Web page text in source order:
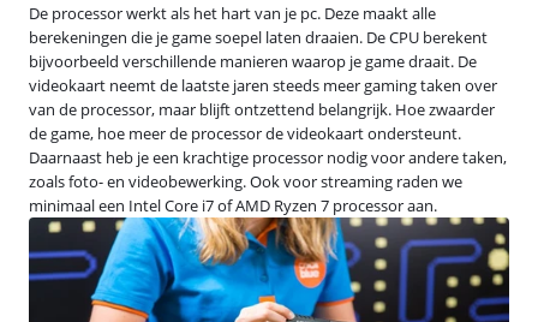
De processor werkt als het hart van je pc. Deze maakt alle
berekeningen die je game soepel laten draaien. De CPU berekent
bijvoorbeeld verschillende manieren waarop je game draait. De
videokaart neemt de laatste jaren steeds meer gaming taken over
van de processor, maar blijft ontzettend belangrijk. Hoe zwaarder
de game, hoe meer de processor de videokaart ondersteunt.
Daarnaast heb je een krachtige processor nodig voor andere taken,
zoals foto- en videobewerking. Ook voor streaming raden we
minimaal een Intel Core i7 of AMD Ryzen 7 processor aan.